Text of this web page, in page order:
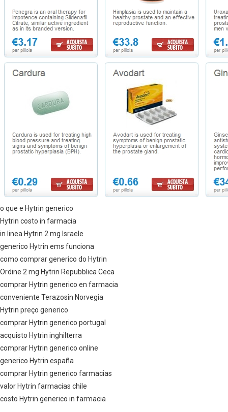
o que e Hytrin generico
Hytrin costo in farmacia
in linea Hytrin 2 mg Israele
generico Hytrin ems funciona
como comprar generico do Hytrin
Ordine 2 mg Hytrin Repubblica Ceca
comprar Hytrin generico en farmacia
conveniente Terazosin Norvegia
Hytrin preço generico
comprar Hytrin generico portugal
acquisto Hytrin inghilterra
comprar Hytrin generico online
generico Hytrin españa
comprar Hytrin generico farmacias
valor Hytrin farmacias chile
costo Hytrin generico in farmacia